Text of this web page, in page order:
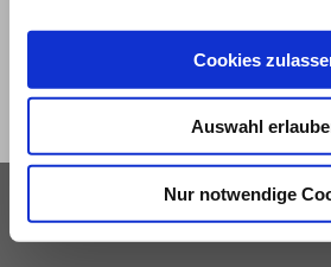
Cookies
Auswahl
Nur notwendige
Datenschutz